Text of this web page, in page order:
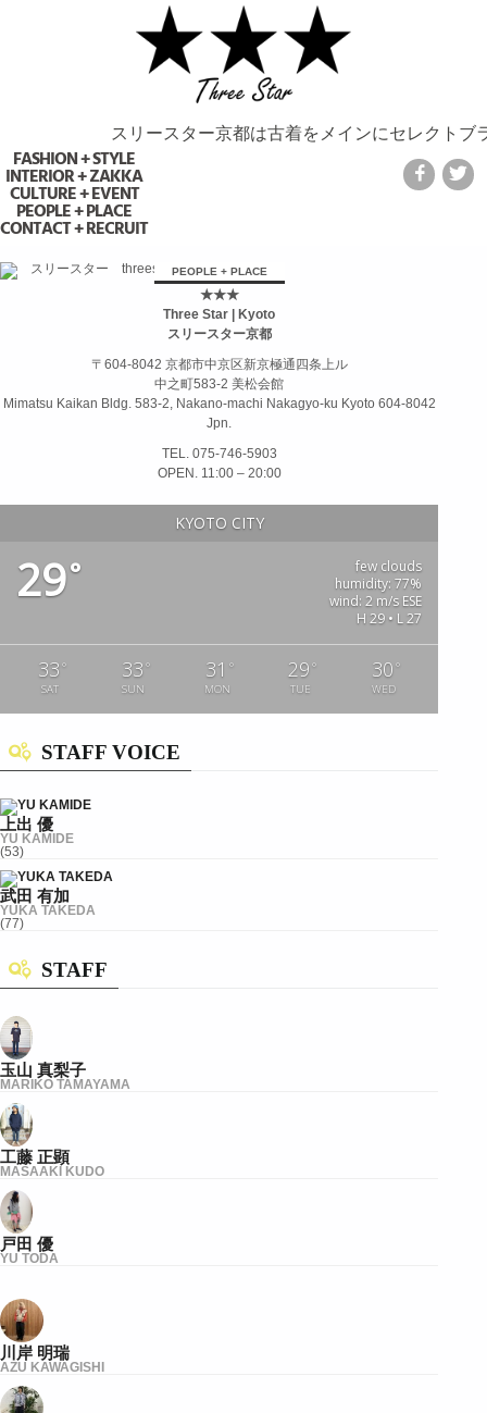
スリースター京都は古着をメインにセレクト
FASHION + STYLE
INTERIOR + ZAKKA
CULTURE + EVENT
PEOPLE + PLACE
CONTACT + RECRUIT
займ на карту онлайн без отказаPEOPLE + PLACE
★★★
Three Star | Kyoto
スリースター京都
〒604-8042 京都市中京区新京極通四条上ル
中之町583-2 美松会館
Mimatsu Kaikan Bldg. 583-2, Nakano-machi Nakagyo-ku Kyoto 604-8042
Jpn.
TEL. 075-746-5903
OPEN. 11:00 – 20:00
KYOTO CITY
29°
few clouds
humidity: 77%
wind: 2 m/s ESE
H 29 • L 27
33 °
SAT
33 °
SUN
31 °
MON
29 °
TUE
30 °
WED
STAFF VOICE
上出 優
YU KAMIDE
(53)
武田 有加
YUKA TAKEDA
(77)
STAFF
玉山 真梨子
MARIKO TAMAYAMA
工藤 正顕
MASAAKI KUDO
戸田 優
YU TODA
川岸 明瑞
AZU KAWAGISHI